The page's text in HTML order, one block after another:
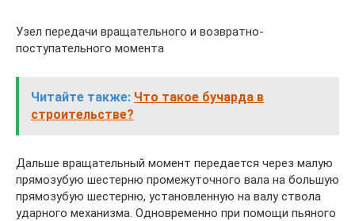
Узел передачи вращательного и возвратно-
поступательного момента
Читайте также: Что такое бучарда в
строительстве?
Дальше вращательный момент передается через малую
прямозубую шестерню промежуточного вала на большую
прямозубую шестерню, установленную на валу ствола
ударного механизма. Одновременно при помощи пьяного